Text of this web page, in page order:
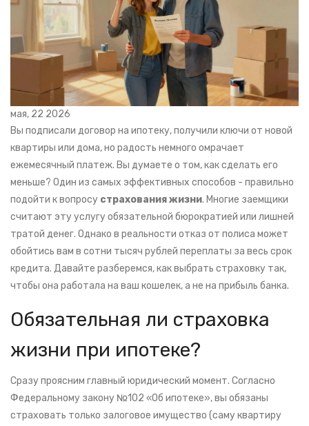
мая, 22 2026
Вы подписали договор на ипотеку, получили ключи от новой
квартиры или дома, но радость немного омрачает
ежемесячный платеж. Вы думаете о том, как сделать его
меньше? Один из самых эффективных способов - правильно
подойти к вопросу страхования жизни. Многие заемщики
считают эту услугу обязательной бюрократией или лишней
тратой денег. Однако в реальности отказ от полиса может
обойтись вам в сотни тысяч рублей переплаты за весь срок
кредита. Давайте разберемся, как выбрать страховку так,
чтобы она работала на ваш кошелек, а не на прибыль банка.
Обязательная ли страховка
жизни при ипотеке?
Сразу проясним главный юридический момент. Согласно
Федеральному закону №102 «Об ипотеке», вы обязаны
страховать только залоговое имущество (саму квартиру